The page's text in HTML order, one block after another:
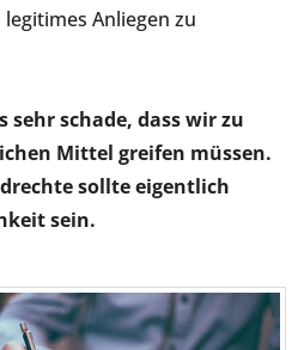
Anliegen zu
sehr schade, dass wir zu
Mittel greifen müssen.
sollte eigentlich
sein.